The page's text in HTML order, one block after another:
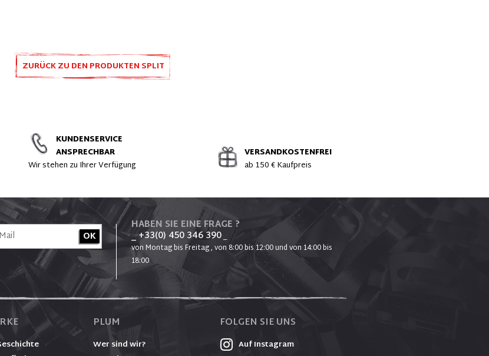
ZURÜCK ZU DEN PRODUKTEN SPLIT
KUNDENSERVICE
ANSPRECHBAR
Wir stehen zu Ihrer Verfügung
VERSANDKOSTENFREI
ab 150 € Kaufpreis
HABEN SIE EINE FRAGE ?
_ +33(0) 450 346 390_
von Montag bis Freitag , von 8:00 bis 12:00 und von 14:00 bis
18:00
PLUM
Wer sind wir?
FOLGEN SIE UNS
Auf Instagram